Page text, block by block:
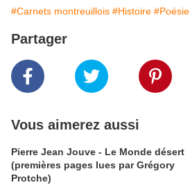
#Carnets montreuillois #Histoire #Poésie
Partager
Vous aimerez aussi
Pierre Jean Jouve - Le Monde désert
(premières pages lues par Grégory
Protche)